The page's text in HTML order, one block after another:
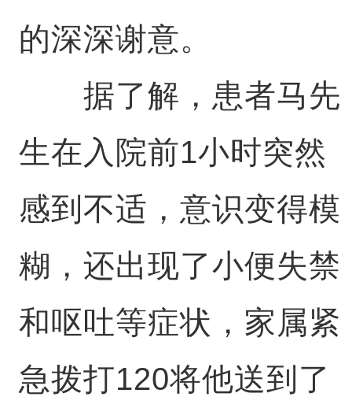
的深深谢意。
据了解，患者马先
生在入院前1小时突然
感到不适，意识变得模
糊，还出现了小便失禁
和呕吐等症状，家属紧
急拨打120将他送到了